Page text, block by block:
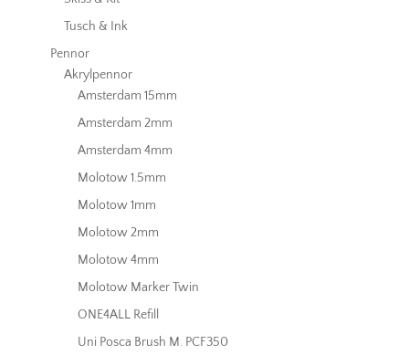
Tusch & Ink
Pennor
Akrylpennor
Amsterdam 15mm
Amsterdam 2mm
Amsterdam 4mm
Molotow 1.5mm
Molotow 1mm
Molotow 2mm
Molotow 4mm
Molotow Marker Twin
ONE4ALL Refill
Uni Posca Brush M. PCF350